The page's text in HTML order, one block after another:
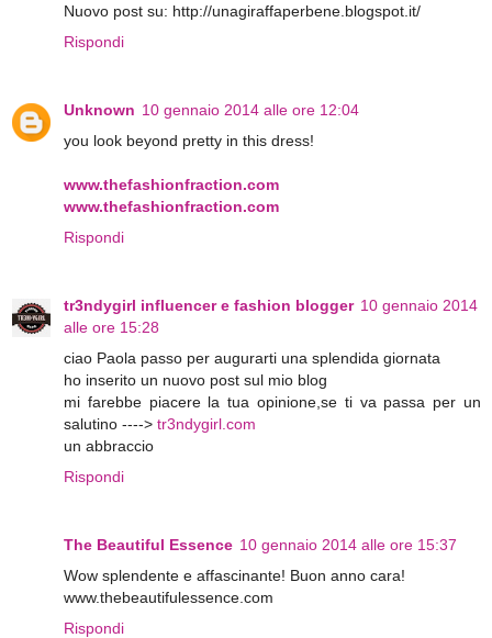
Nuovo post su: http://unagiraffaperbene.blogspot.it/
Rispondi
Unknown 10 gennaio 2014 alle ore 12:04
you look beyond pretty in this dress!
www.thefashionfraction.com
www.thefashionfraction.com
Rispondi
tr3ndygirl influencer e fashion blogger 10 gennaio 2014
alle ore 15:28
ciao Paola passo per augurarti una splendida giornata
ho inserito un nuovo post sul mio blog
mi farebbe piacere la tua opinione,se ti va passa per un
salutino ----> tr3ndygirl.com
un abbraccio
Rispondi
The Beautiful Essence 10 gennaio 2014 alle ore 15:37
Wow splendente e affascinante! Buon anno cara!
www.thebeautifulessence.com
Rispondi